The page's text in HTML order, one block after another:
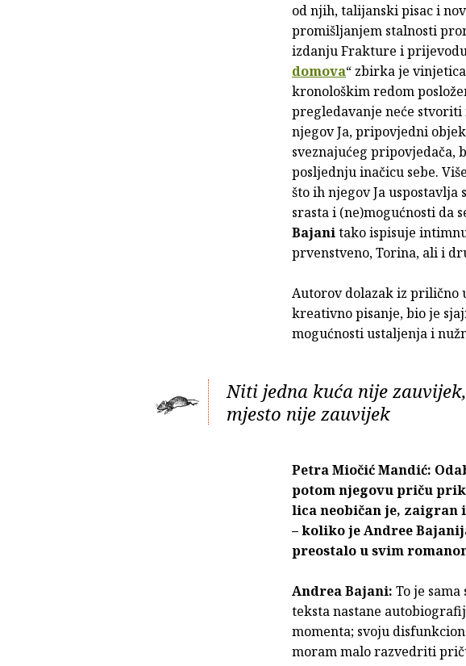
od njih, talijanski pisac i
promišljanjem stalnosti
izdanju Frakture i
domova“ zbirka je
kronološkim redom
pregledavanje neće
njegov Ja, pripovjedni
sveznajućeg pripovjedača,
posljednju inačicu sebe.
što ih njegov Ja
srasta i (ne)mogućnosti da
Bajanitako ispisuje
prvenstveno, Torina, ali i
Autorov dolazak iz prilično
kreativno pisanje, bio je
mogućnosti ustaljenja i
Niti jedna kuća nije
mjesto nije zauvijek
Petra Miočić Mandić:
potom njegovu priču
lica neobičan je, zaigran
– koliko je Andree
preostalo u svim
Andrea Bajani: To je
teksta nastane
momenta; svoju
moram malo razvedriti